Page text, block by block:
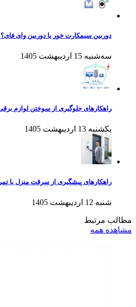
دوربین سیمکارت خور یا دوربین وای فای؟
سه‌شنبه 15 اردیبهشت 1405
راهکارهای جلوگیری از سوختن لوازم
یکشنبه 13 اردیبهشت 1405
راهکارهای پیشگیری از سرقت منزل با
شنبه 12 اردیبهشت 1405
مطالب مرتبط
مشاهده همه